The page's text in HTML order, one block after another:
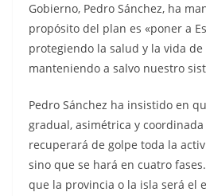
Gobierno, Pedro Sánchez, ha
propósito del plan es «poner a
protegiendo la salud y la vida
manteniendo a salvo nuestro
Pedro Sánchez ha insistido en
gradual, asimétrica y coordinada
recuperará de golpe toda la
sino que se hará en cuatro
que la provincia o la isla será el